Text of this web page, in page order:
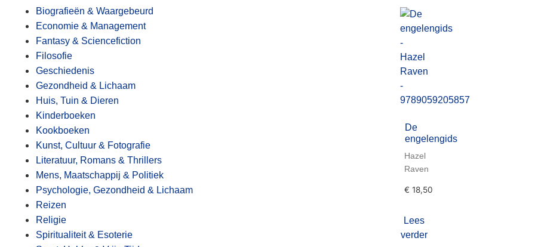
Biografieën & Waargebeurd
Economie & Management
Fantasy & Sciencefiction
Filosofie
Geschiedenis
Gezondheid & Lichaam
Huis, Tuin & Dieren
Kinderboeken
Kookboeken
Kunst, Cultuur & Fotografie
Literatuur, Romans & Thrillers
Mens, Maatschappij & Politiek
Psychologie, Gezondheid & Lichaam
Reizen
Religie
Spiritualiteit & Esoterie
De
engelengids
Hazel
Raven
€ 18,50
Lees
verder